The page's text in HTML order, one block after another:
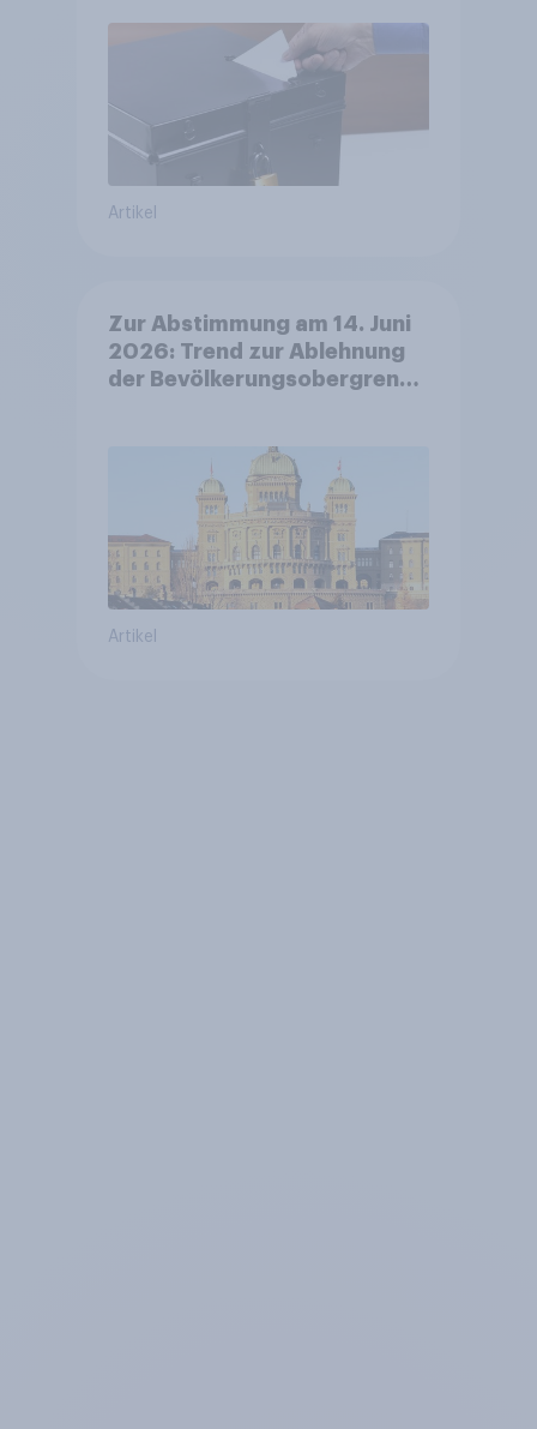
Artikel
Zur Abstimmung am 14. Juni
2026: Trend zur Ablehnung
der Bevölkerungsobergrenze
Zivildienstgesetz sinken
Artikel